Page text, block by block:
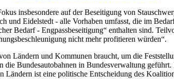
insbesondere auf der Beseitigung von
und Eidelstedt - alle Vorhaben umfasst, die im
Bedarf - Engpassbeseitigung“ enthalten sind.
nicht mehr profitieren würden“.
Ländern und Kommunen braucht, um die
die Bundesautobahnen in Bundesverwaltung
Ländern ist eine politische Entscheidung des